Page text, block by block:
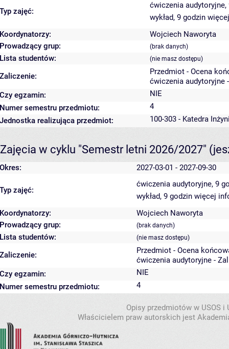
Typ zajęć:
ćwiczenia
wykład, 9 godzin
Koordynatorzy:
Wojciech Naworyta
Prowadzący grup:
(brak danych)
Lista studentów: (nie masz dostępu)
Zaliczenie:
Przedmiot - Ocena
ćwiczenia audytoryjne
Czy egzamin:
NIE
Numer semestru przedmiotu:
4
Jednostka realizująca przedmiot:
100-303 - Katedra
Zajęcia w cyklu "Semestr letni 2026/2027"
Okres: 2027-03-01 - 2027-09-30
Typ zajęć:
ćwiczenia audytoryjne, 9
wykład, 9 godzin więcej
Koordynatorzy:
Wojciech Naworyta
Prowadzący grup:
(brak danych)
Lista studentów: (nie masz dostępu)
Zaliczenie:
Przedmiot - Ocena
ćwiczenia audytoryjne -
Czy egzamin:
NIE
Numer semestru przedmiotu:
4
Opisy przedmiotów w USOS
Właścicielem praw autorskich jest